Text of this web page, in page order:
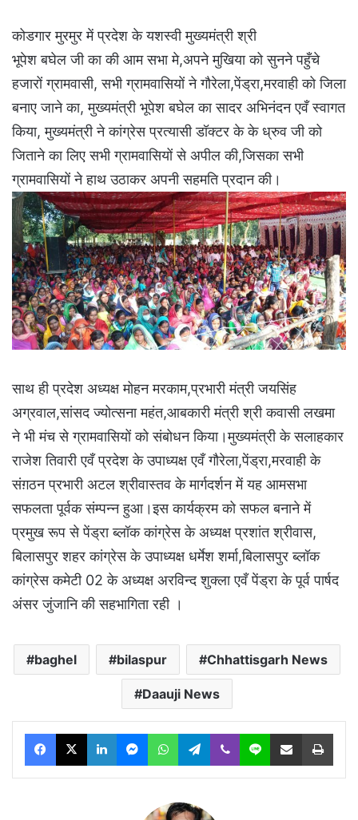
कोडगार मुरमुर में प्रदेश के यशस्वी मुख्यमंत्री श्री
भूपेश बघेल जी का की आम सभा मे,अपने मुखिया को सुनने पहुँचे
हजारों ग्रामवासी, सभी ग्रामवासियों ने गौरेला,पेंड्रा,मरवाही को जिला
बनाए जाने का, मुख्यमंत्री भूपेश बघेल का सादर अभिनंदन एवँ स्वागत
किया, मुख्यमंत्री ने कांग्रेस प्रत्यासी डॉक्टर के के ध्रुव जी को
जिताने का लिए सभी ग्रामवासियों से अपील की,जिसका सभी
ग्रामवासियों ने हाथ उठाकर अपनी सहमति प्रदान की।
साथ ही प्रदेश अध्यक्ष मोहन मरकाम,प्रभारी मंत्री जयसिंह
अग्रवाल,सांसद ज्योत्सना महंत,आबकारी मंत्री श्री कवासी लखमा
ने भी मंच से ग्रामवासियों को संबोधन किया।मुख्यमंत्री के सलाहकार
राजेश तिवारी एवँ प्रदेश के उपाध्यक्ष एवँ गौरेला,पेंड्रा,मरवाही के
संग़ठन प्रभारी अटल श्रीवास्तव के मार्गदर्शन में यह आमसभा
सफलता पूर्वक संम्पन्न हुआ।इस कार्यक्रम को सफल बनाने में
प्रमुख रूप से पेंड्रा ब्लॉक कांग्रेस के अध्यक्ष प्रशांत श्रीवास,
बिलासपुर शहर कांग्रेस के उपाध्यक्ष धर्मेश शर्मा,बिलासपुर ब्लॉक
कांग्रेस कमेटी 02 के अध्यक्ष अरविन्द शुक्ला एवँ पेंड्रा के पूर्व पार्षद
अंसर जुंजानि की सहभागिता रही ।
baghel bilaspur Chhattisgarh News
Daauji News
Facebook
X LinkedInMessengerWhatsAppTelegram
Viber Line Share via Email Print